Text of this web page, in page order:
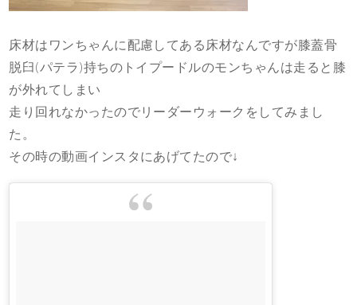
床材はワンちゃんに配慮してある床材なんですが膝蓋骨
脱臼(パテラ)持ちのトイプードルのモンちゃんは走ると膝
が外れてしまい
走り回れなかったのでリーダーウォークをしてみまし
た。
その時の動画インスタにあげてたので↓